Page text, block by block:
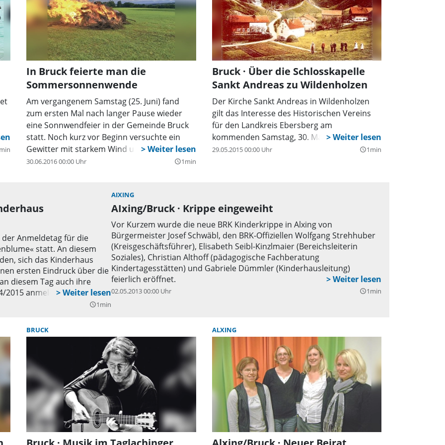
In Bruck feierte man die
Sommersonnenwende
Am vergangenem Samstag (25. Juni) fand
zum ersten Mal nach langer Pause wieder
eine Sonnwendfeier in der Gemeinde Bruck
statt. Noch kurz vor Beginn versuchte ein
Gewitter mit starkem Wind und Platzregen
das Fest zu verhindern.
30.06.2016 00:00 Uhr query_builder1min
Bruck · Über die Schlosskapelle
Sankt Andreas zu Wildenholzen
Der Kirche Sankt Andreas in Wildenholzen
gilt das Interesse des Historischen Vereins
für den Landkreis Ebersberg am
kommenden Samstag, 30. Mai, ab 14 Uhr.
29.05.2015 00:00 Uhr query_builder1min
Anmeldetag für die
statt. An diesem
sich das Kinderhaus
ersten Eindruck über die
diesem Tag auch ihre
2015 anmelden.
query_builder1min
AIXING
AIxing/Bruck · Krippe eingeweiht
Vor Kurzem wurde die neue BRK Kinderkrippe in Alxing von
Bürgermeister Josef Schwäbl, den BRK-Offiziellen Wolfgang Strehhuber
(Kreisgeschäftsführer), Elisabeth Seibl-Kinzlmaier (Bereichsleiterin
Soziales), Christian Althoff (pädagogische Fachberatung
Kindertagesstätten) und Gabriele Dümmler (Kinderhausleitung)
feierlich eröffnet.
02.05.2013 00:00 Uhr query_builder1min
BRUCK ALXING